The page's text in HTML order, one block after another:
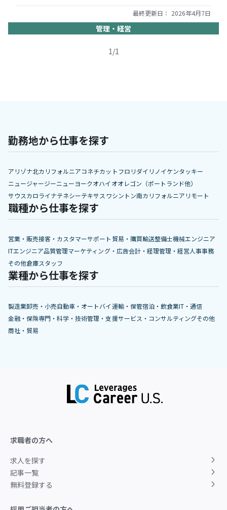
買い物客の農産物選びを手伝い、質問に答えること
で、優れた顧客サービスを提供する ・チームサポー
ト：農産物部門のスタッフのトレーニングと監督を
安全：すべての健康および安全規制に従い、清潔で
最終更新日： 2026年4月7日
管理・経営
1/1
勤務地から仕事を探す
アリゾナ北カリフォルニアコネチカットフロリダイリノイケンタッキー
ニュージャージーニューヨークオハイオオレゴン（ポートランド他）
サウスカロライナテネシーテキサス ワシントン南カリフォルニア リモート
職種から仕事を探す
営業・販売接客・カスタマーサポート 貿易・購買輸送整備士機械エンジニア
ITエンジニア品質管理マーケティング・広告会計・経理管理・経営人事事務
その他倉庫スタッフ
業種から仕事を探す
製造業卸売・小売自動車・オートバイ運輸・保管宿泊・飲食業IT・通信
金融・保険専門・科学・技術管理・支援サービス・コンサルティングその他
商社・貿易
求職者の方へ
求人を探す
記事一覧
無料登録する